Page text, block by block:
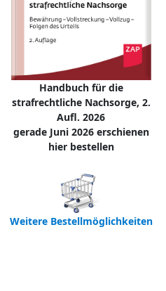
Handbuch für die
strafrechtliche Nachsorge, 2.
Aufl. 2026
gerade Juni 2026 erschienen
hier bestellen
Weitere Bestellmöglichkeiten